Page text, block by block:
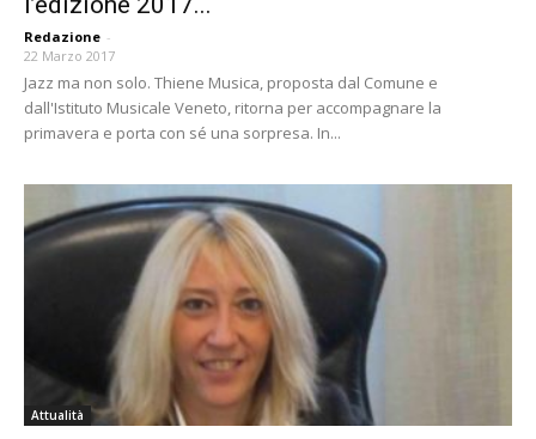
Redazione -
22 Marzo 2017
Jazz ma non solo. Thiene Musica, proposta dal Comune e
dall'Istituto Musicale Veneto, ritorna per accompagnare la
primavera e porta con sé una sorpresa. In...
Attualità